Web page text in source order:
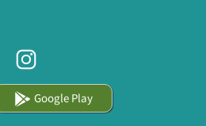
Google Play